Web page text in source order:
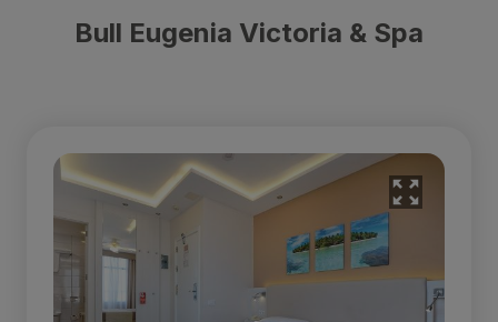
Bull Eugenia Victoria & Spa